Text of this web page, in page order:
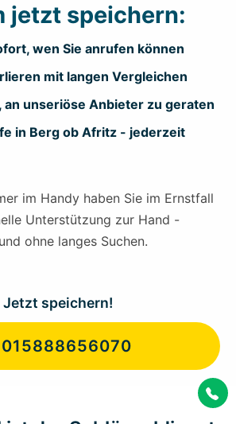
jetzt speichern:
wen Sie anrufen können
mit langen Vergleichen
an unseriöse Anbieter zu geraten
in Berg ob Afritz - jederzeit
im Handy haben Sie im Ernstfall
Unterstützung zur Hand -
ohne langes Suchen.
Jetzt speichern!
015888656070